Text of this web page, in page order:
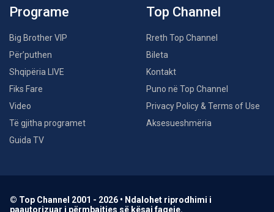
Programe
Big Brother VIP
Për’puthen
Shqipëria LIVE
Fiks Fare
Video
Të gjitha programet
Guida TV
Top Channel
Rreth Top Channel
Bileta
Kontakt
Puno në Top Channel
Privacy Policy & Terms of Use
Aksesueshmëria
© Top Channel 2001 - 2026 • Ndalohet riprodhimi i
paautorizuar i përmbajtjes së kësaj faqeje.